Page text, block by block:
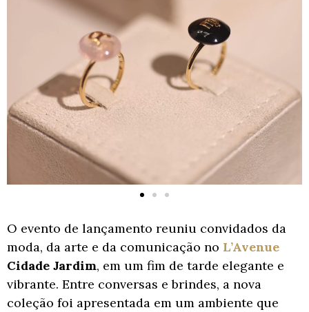
O evento de lançamento reuniu convidados da
moda, da arte e da comunicação no L’Avenue
Cidade Jardim, em um fim de tarde elegante e
vibrante. Entre conversas e brindes, a nova
coleção foi apresentada em um ambiente que